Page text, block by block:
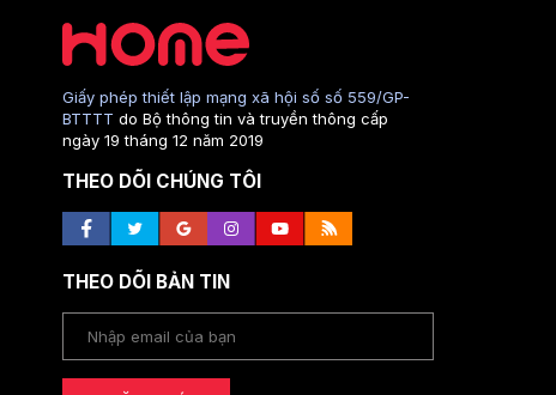
Giấy phép thiết lập mạng xã hội số số 559/GP-
BTTTT do Bộ thông tin và truyền thông cấp
ngày 19 tháng 12 năm 2019
THEO DÕI CHÚNG TÔI
THEO DÕI BẢN TIN